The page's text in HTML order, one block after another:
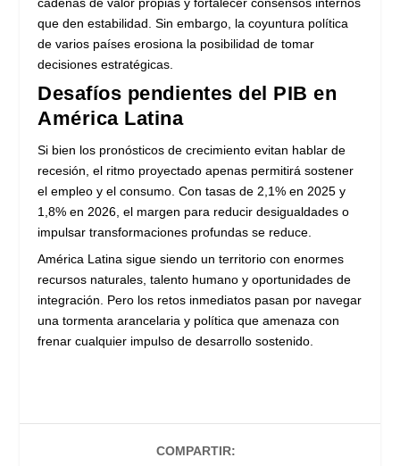
que den estabilidad. Sin embargo, la coyuntura política
de varios países erosiona la posibilidad de tomar
decisiones estratégicas.
Desafíos pendientes del PIB en
América Latina
Si bien los pronósticos de crecimiento evitan hablar de
recesión, el ritmo proyectado apenas permitirá sostener
el empleo y el consumo. Con tasas de 2,1% en 2025 y
1,8% en 2026, el margen para reducir desigualdades o
impulsar transformaciones profundas se reduce.
América Latina sigue siendo un territorio con enormes
recursos naturales, talento humano y oportunidades de
integración. Pero los retos inmediatos pasan por navegar
una tormenta arancelaria y política que amenaza con
frenar cualquier impulso de desarrollo sostenido.
COMPARTIR: